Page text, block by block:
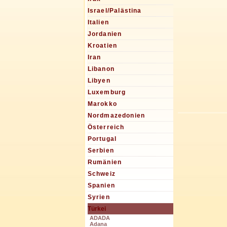
Israel/Palästina
Italien
Jordanien
Kroatien
Iran
Libanon
Libyen
Luxemburg
Marokko
Nordmazedonien
Österreich
Portugal
Serbien
Rumänien
Schweiz
Spanien
Syrien
Türkei
ADADA
Adana